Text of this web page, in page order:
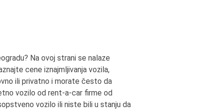
Na ovoj strani se nalaze
cene iznajmljivanja vozila,
ili privatno i morate često da
vozilo od rent-a-car firme od
vozilo ili niste bili u stanju da